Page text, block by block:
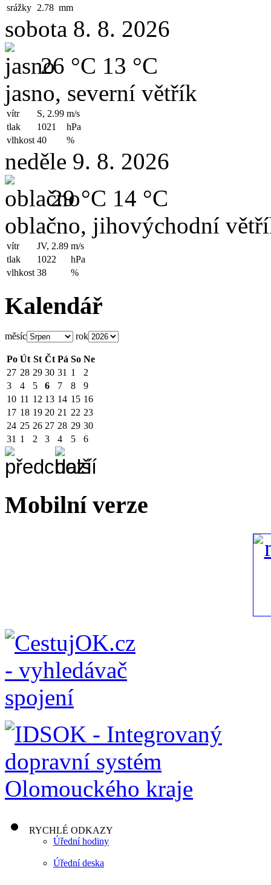
srážky 2.78 mm
sobota 8. 8. 2026
26 °C 13 °C
jasno, severní větřík
vítr S, 2.99 m/s
tlak
1021
hPa
vlhkost 40 %
neděle 9. 8. 2026
29 °C 14 °C
oblačno, jihovýchodní
vítr JV, 2.89 m/s
tlak
1022
hPa
vlhkost 38 %
Kalendář
měsíc rok
Po Út St Čt Pá So Ne
27 28 29 30 31 1
2
3
4 5 6 7 8
9
10 11 12 13 14 15 16
17 18 19 20 21 22 23
24 25 26 27 28 29 30
31 1 2 3 4 5 6
Mobilní verze
RYCHLÉ ODKAZY
Úřední hodiny
Úřední deska